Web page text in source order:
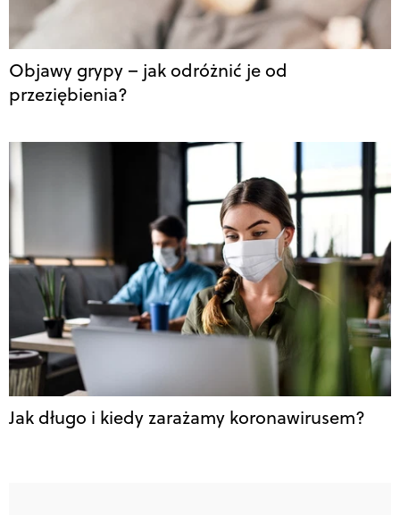
Objawy grypy – jak odróżnić je od
przeziębienia?
Jak długo i kiedy zarażamy koronawirusem?